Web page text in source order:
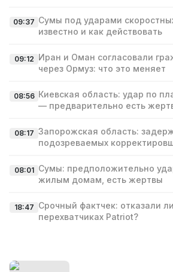
09:37 Сумы под ударами
известно и как действовать
09:12 Иран и Оман согласовали
через Ормуз: что это меняет
08:56 Киевская область: удар по
— предварительно есть
08:17 Запорожская область:
подозреваемых
08:01 Сумы: предположительно
жилым домам, есть жертвы
18:47 Срочный фактчек: отказали
перехватчиках Patriot?